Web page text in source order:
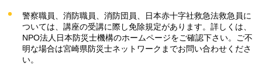
警察職員、消防職員、消防団員、日本赤十字社救急法救急員に
ついては、講座の受講に際し免除規定があります。詳しくは、
NPO法人日本防災士機構のホームページをご確認下さい。ご不
明な場合は宮崎県防災士ネットワークまでお問い合わせくださ
い。